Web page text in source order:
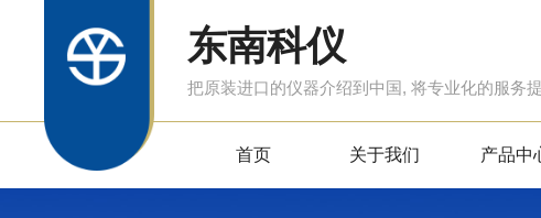
东南科仪
把原装进口的仪器介绍到中国, 将专业化的服务
首页 关于我们 产品中